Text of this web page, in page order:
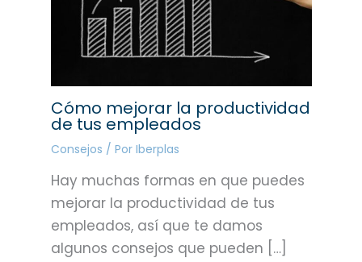
Cómo mejorar la productividad
de tus empleados
Consejos / Por Iberplas
Hay muchas formas en que puedes
mejorar la productividad de tus
empleados, así que te damos
algunos consejos que pueden […]